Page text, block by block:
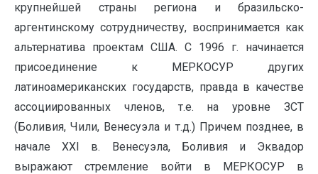
крупнейшей страны региона и бразильско-
аргентинскому сотрудничеству, воспринимается как
альтернатива проектам США. С 1996 г. начинается
присоединение к МЕРКОСУР других
латиноамериканских государств, правда в качестве
ассоциированных членов, т.е. на уровне ЗСТ
(Боливия, Чили, Венесуэла и т.д.) Причем позднее, в
начале ХХI в. Венесуэла, Боливия и Эквадор
выражают стремление войти в МЕРКОСУР в